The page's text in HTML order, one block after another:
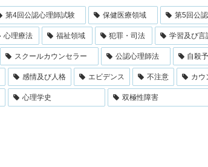
第4回公認心理師試験 保健医療領域 第5回公
心理療法 福祉領域 犯罪・司法 学習及び言
スクールカウンセラー 公認心理師法 自殺
感情及び人格 エビデンス 不注意 カウ
心理学史 双極性障害